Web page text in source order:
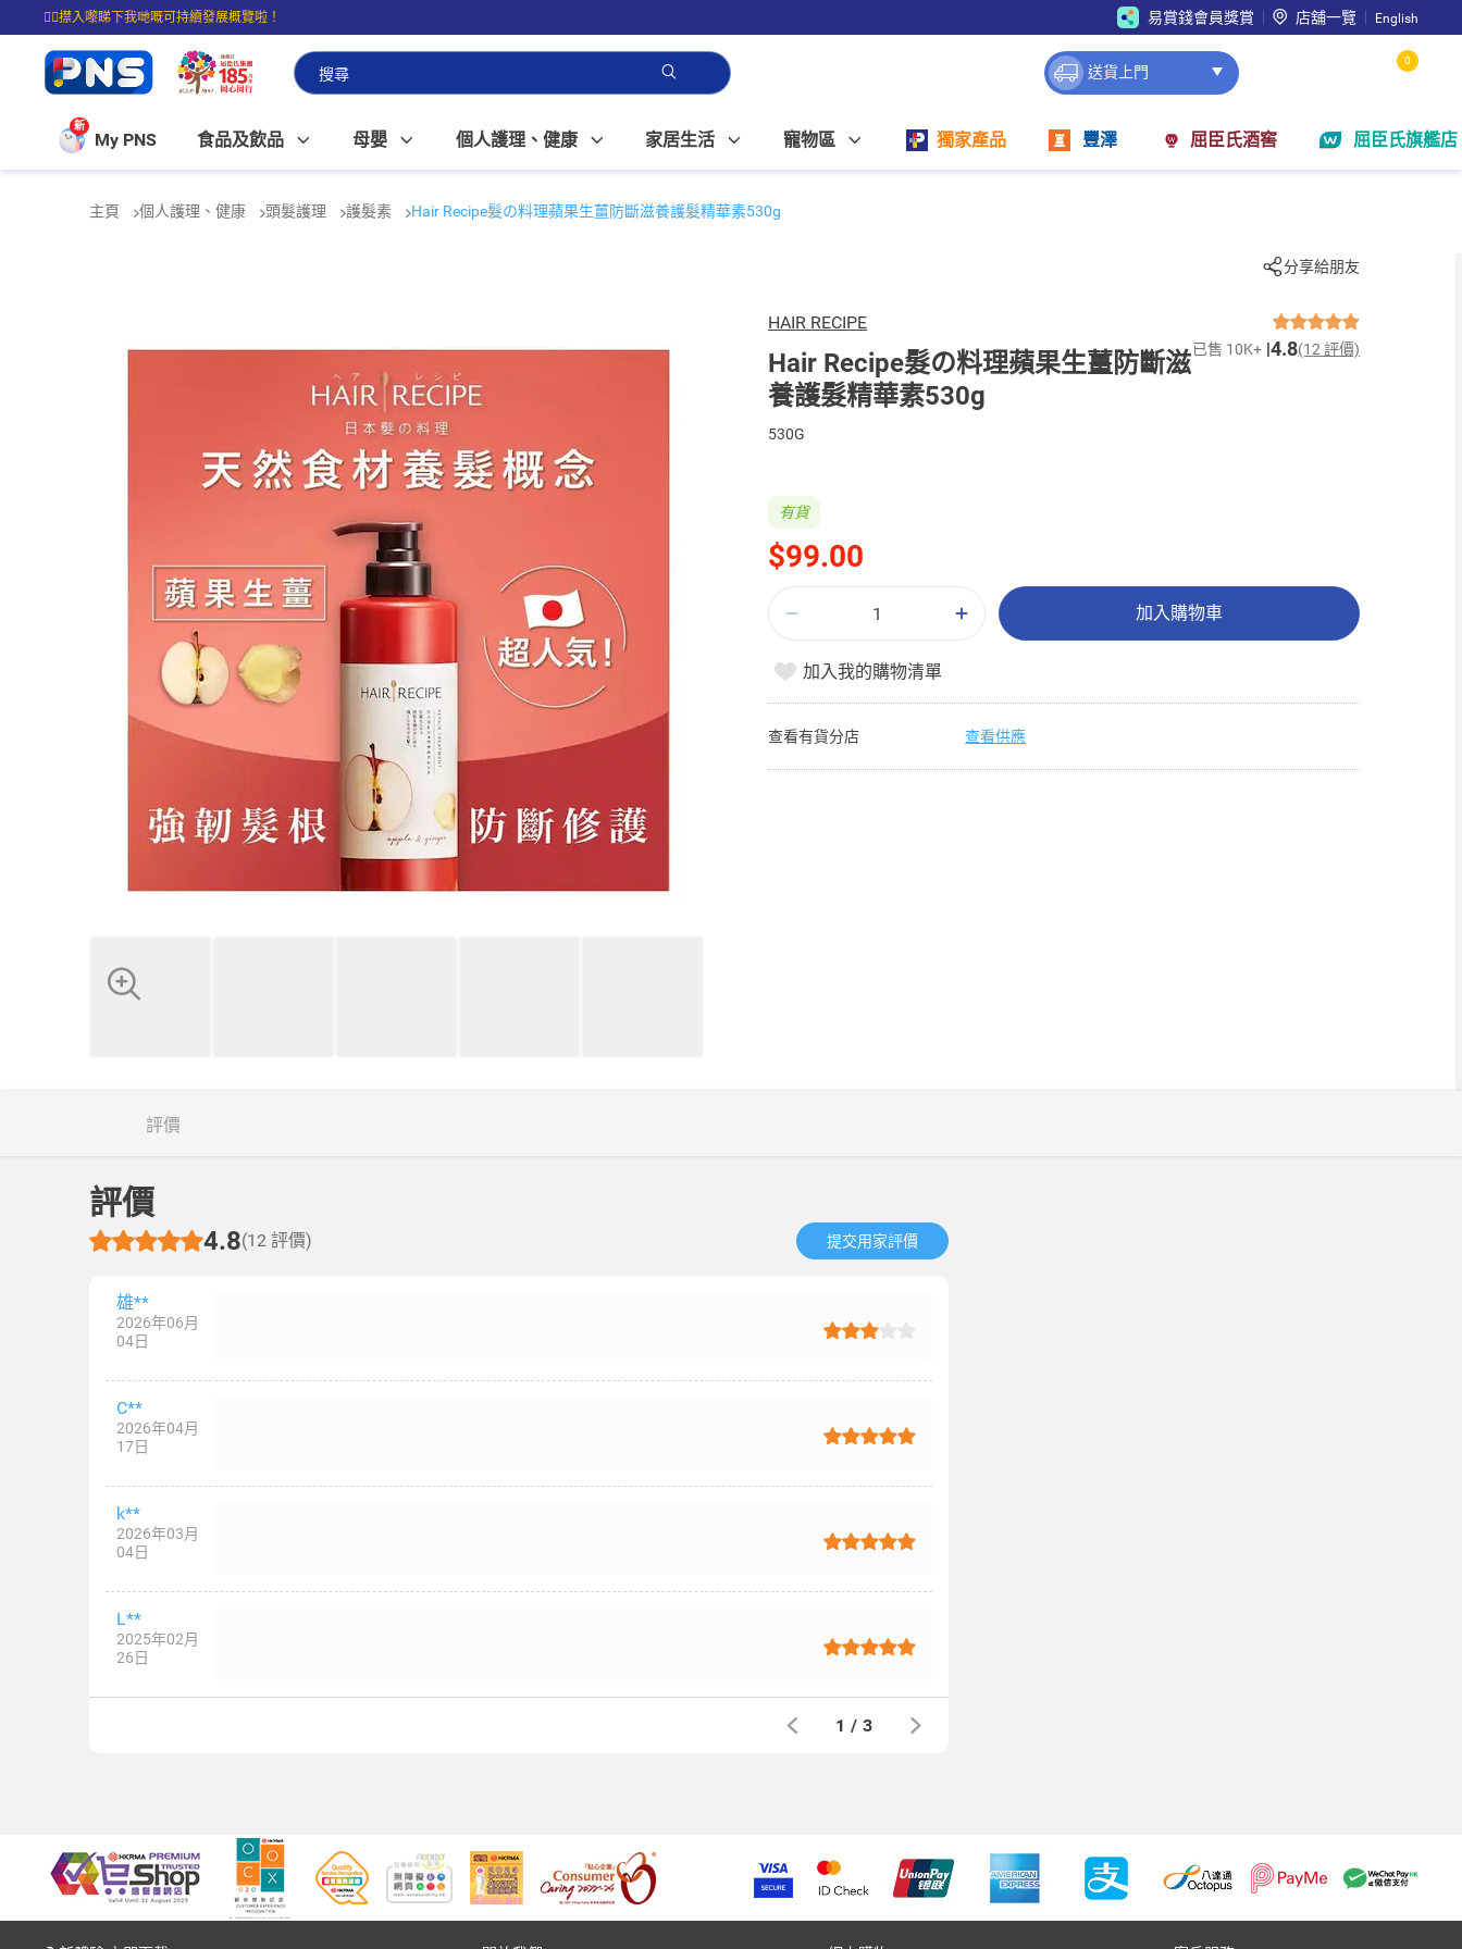
☝🏼㩒入嚟睇下我哋嘅可持續發展概覽啦！
⭐購物滿$399即享免費送貨；滿$100即可免費店取。
易賞錢會員獎賞 店舖一覽 English
送貨上門
0
新
My PNS 食品及飲品 母嬰 個人護理、健康 家居生活 寵物區 獨家產品 豐澤 屈臣氏酒窖 屈臣氏旗艦店
主頁 個人護理、健康 頭髮護理 護髮素 Hair Recipe髮の料理蘋果生薑防斷滋養護髮精華素530g
分享給朋友
HAIR RECIPE
Hair Recipe髮の料理蘋果生薑防斷滋
養護髮精華素530g
已售 10K+ 4.8(12 評價)
530G
$99.00
有貨
加入購物車
加入我的購物清單
查看有貨分店 查看供應
評價
評價
4.8(12 評價) 提交用家評價​
雄**
2026年06月
04日
C**
2026年04月
17日
k**
2026年03月
04日
L**
2025年02月
26日
1 / 3